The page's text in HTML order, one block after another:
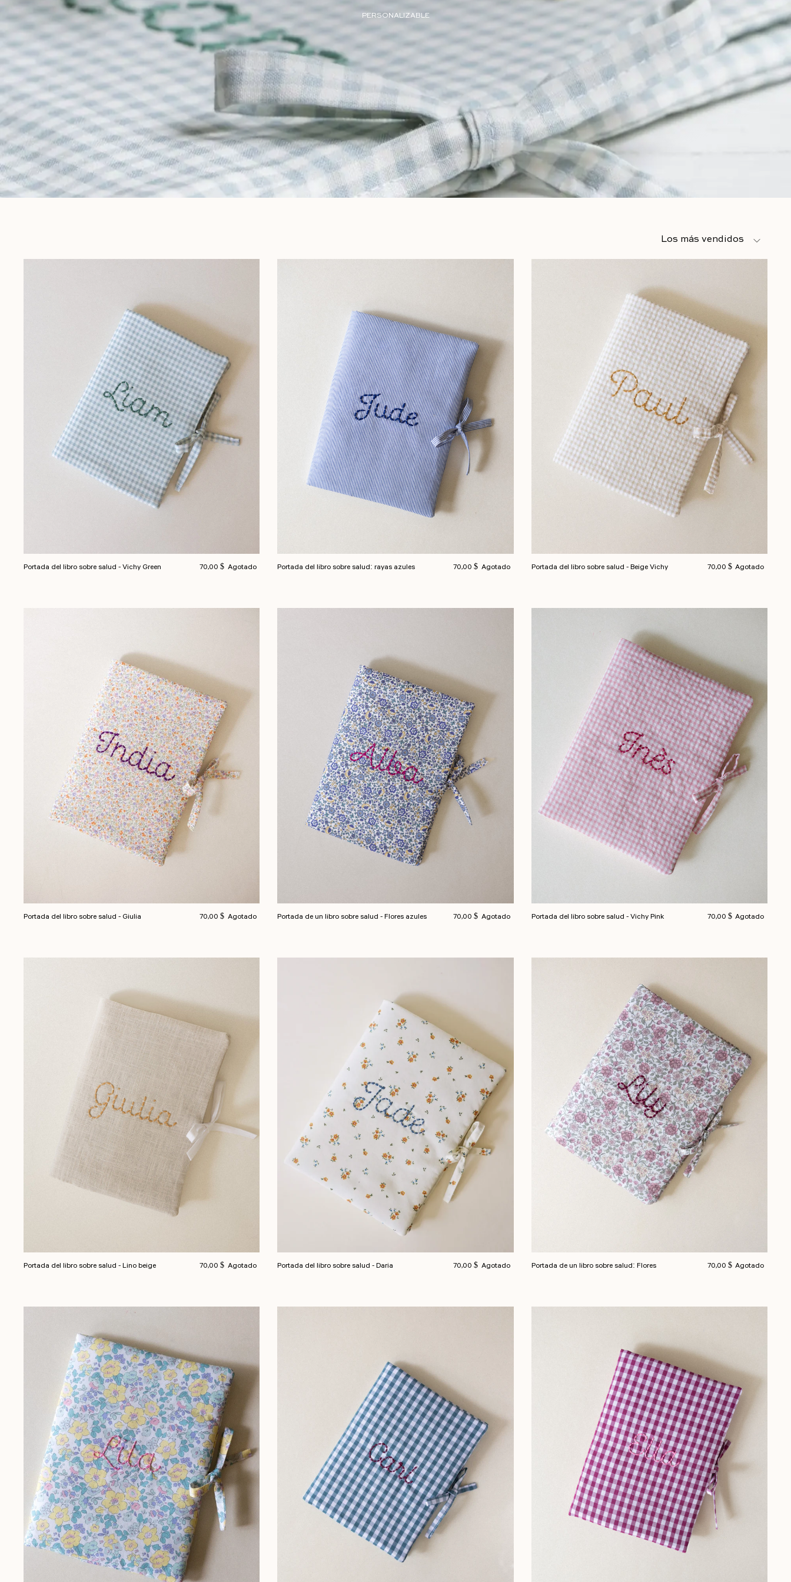
PERSONALIZABLE
Ordenar por
Los más vendidos
Portada del libro sobre salud - Vichy Green Precio habitual
70,00 $ Agotado Portada del libro sobre salud: rayas azules Precio habitual
70,00 $ Agotado Portada del libro sobre salud - Beige Vichy Precio habitual
70,00 $ Agotado
Portada del libro sobre salud - Giulia Precio habitual
70,00 $ Agotado Portada de un libro sobre salud - Flores azules Precio habitual
70,00 $ Agotado Portada del libro sobre salud - Vichy Pink Precio habitual
70,00 $ Agotado
Portada del libro sobre salud - Lino beige Precio habitual
70,00 $ Agotado Portada del libro sobre salud - Daria Precio habitual
70,00 $ Agotado Portada de un libro sobre salud: Flores Precio habitual
70,00 $ Agotado